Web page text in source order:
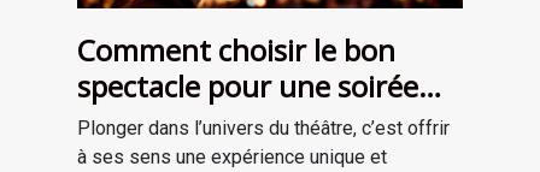
Comment choisir le bon
spectacle pour une soirée
théâtrale inoubliable ?
Plonger dans l’univers du théâtre, c’est offrir
à ses sens une expérience unique et